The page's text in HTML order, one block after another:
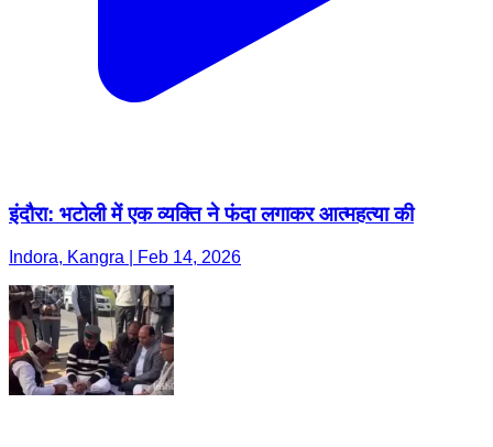
इंदौरा: भटोली में एक व्यक्ति ने फंदा लगाकर आत्महत्या की
Indora, Kangra | Feb 14, 2026